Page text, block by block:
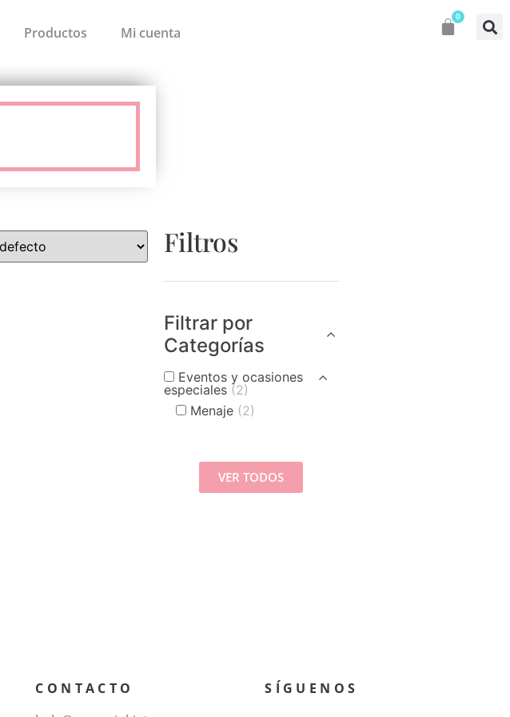
Productos Mi cuenta
0
Filtros
Filtrar por
Categorías
Eventos y ocasiones
especiales (2)
Menaje (2)
VER TODOS
CONTACTO
SÍGUENOS